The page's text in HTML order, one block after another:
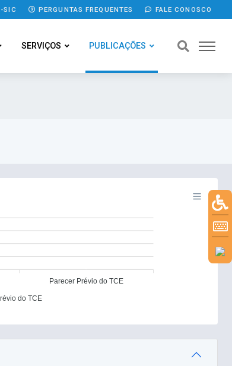
SIC PERGUNTAS FREQUENTES FALE CONOSCO
SERVIÇOS PUBLICAÇÕES
Parecer Prévio do TCE
do TCE